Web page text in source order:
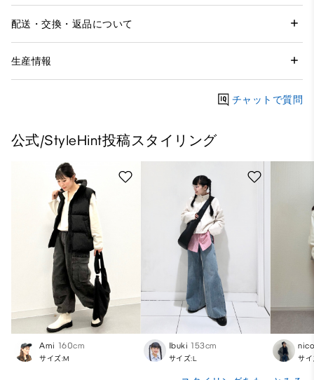
配送・交換・返品について
生産情報
チャットで質問
公式/StyleHint投稿スタイリング
Ami 160cm
サイズ:M
Ibuki 153cm
サイズ:L サイ